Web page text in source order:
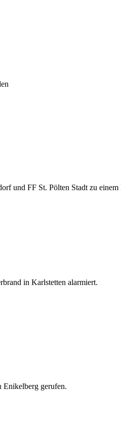
und FF St. Pölten Stadt zu
in Karlstetten alarmiert.
Enikelberg gerufen.